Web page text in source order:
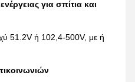
για σπίτια και
51.2V ή 102,4-500V, με ή